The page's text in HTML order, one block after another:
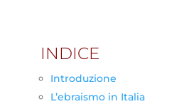
INDICE
Introduzione
L’ebraismo in Italia